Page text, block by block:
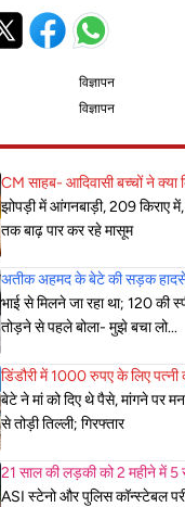
विज्ञापन
विज्ञापन
CM साहब- आदिवासी बच्चों ने क्या
झोपड़ी में आंगनबाड़ी, 209 किराए
तक बाढ़ पार कर रहे मासूम
अतीक अहमद के बेटे की सड़क हादसे
भाई से मिलने जा रहा था; 120 की
तोड़ने से पहले बोला- मुझे बचा लो...
डिंडौरी में 1000 रुपए के लिए पत्नी
बेटे ने मां को दिए थे पैसे, मांगने पर
से तोड़ी तिल्ली; गिरफ्तार
21 साल की लड़की को 2 महीने में 5
ASI स्टेनो और पुलिस कॉन्स्टेबल